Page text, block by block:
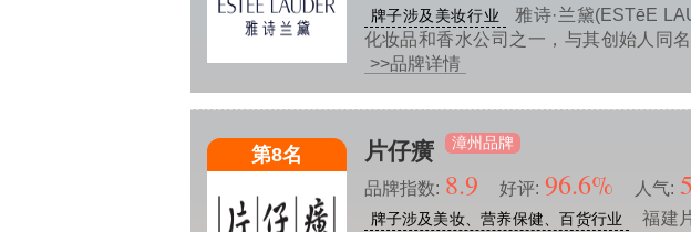
牌子涉及美妆行业
雅诗·兰黛(ESTēE
化妆品和香水公司之一，与其创始人同
>>品牌详情
第8名 片仔癀 漳州品牌
品牌指数: 8.9 好评: 96.6% 人气:
牌子涉及美妆、营养保健、百货行业
福建